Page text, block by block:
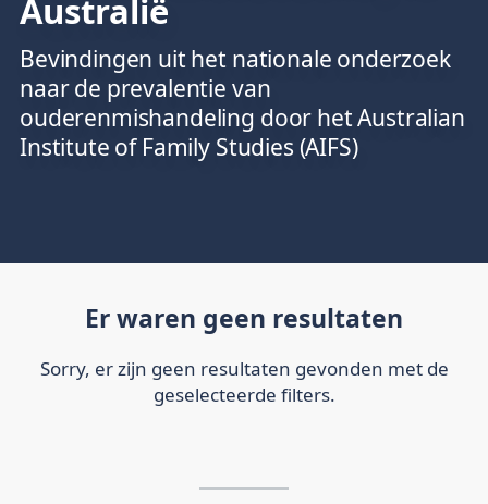
Australië
Bevindingen uit het nationale onderzoek
naar de prevalentie van
ouderenmishandeling door het Australian
Institute of Family Studies (AIFS)
Er waren geen resultaten
Sorry, er zijn geen resultaten gevonden met de
geselecteerde filters.